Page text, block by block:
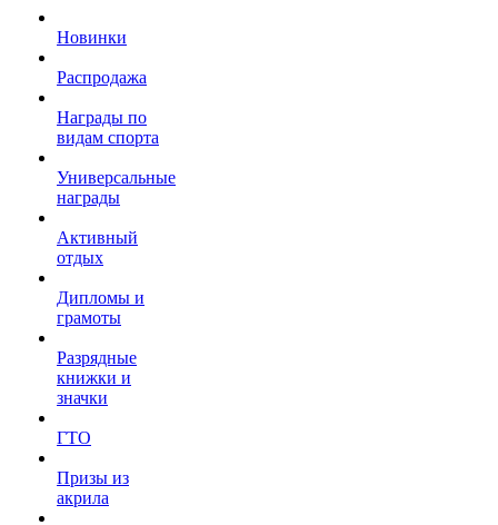
Новинки
Распродажа
Награды по
видам спорта
Универсальные
награды
Активный
отдых
Дипломы и
грамоты
Разрядные
книжки и
значки
ГТО
Призы из
акрила